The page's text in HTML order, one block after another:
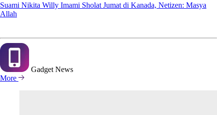
Suami Nikita Willy Imami Sholat Jumat di Kanada, Netizen: Masya
Allah
Gadget News
More